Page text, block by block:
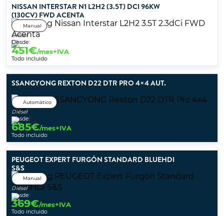
NISSAN INTERSTAR N1 L2H2 (3.5T) DCI 96KW
(130CV) FWD ACENTA
Manual
Diésel
Desde:
451€/mes+IVA
Todo incluido
SSANGYONG REXTON D22 DTR PRO 4×4 AUT.
Automático
Diésel
Desde:
685€/mes+IVA
Todo incluido
PEUGEOT EXPERT FURGÓN STANDARD BLUEHDI
S&S
Manual
Diésel
Desde:
369€/mes+IVA
Todo incluido